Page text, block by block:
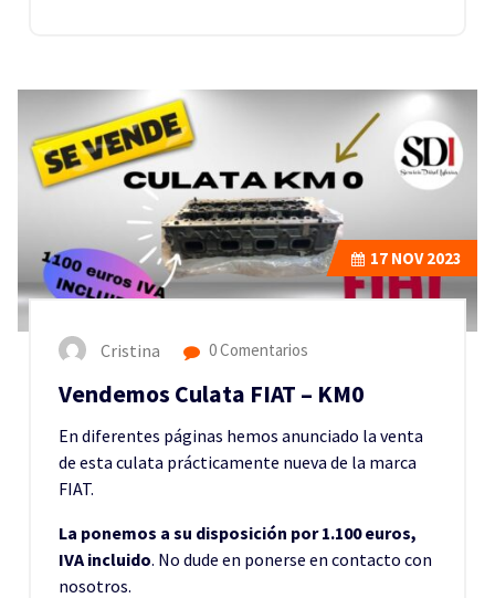
17 NOV 2023
Cristina 0 Comentarios
Vendemos Culata FIAT – KM0
En diferentes páginas hemos anunciado la venta
de esta culata prácticamente nueva de la marca
FIAT.
La ponemos a su disposición por 1.100 euros,
IVA incluido. No dude en ponerse en contacto con
nosotros.